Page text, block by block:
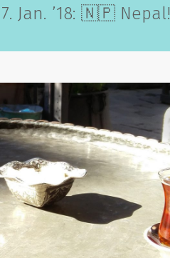
7. Jan. ’18: 🇳🇵 Nepal!